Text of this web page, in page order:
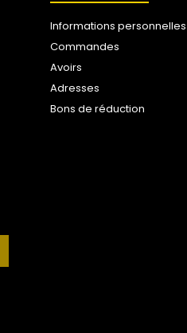
Informations personnelles
Commandes
Avoirs
Adresses
Bons de réduction